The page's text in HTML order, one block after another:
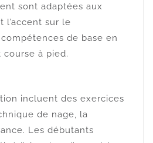
sont adaptées aux
l’accent sur le
de base en
à pied.
incluent des exercices
de nage, la
Les débutants